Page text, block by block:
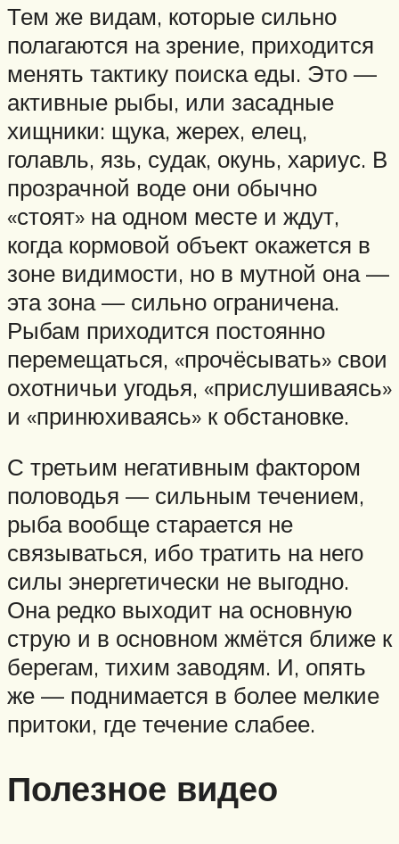
Тем же видам, которые сильно
полагаются на зрение, приходится
менять тактику поиска еды. Это —
активные рыбы, или засадные
хищники: щука, жерех, елец,
голавль, язь, судак, окунь, хариус. В
прозрачной воде они обычно
«стоят» на одном месте и ждут,
когда кормовой объект окажется в
зоне видимости, но в мутной она —
эта зона — сильно ограничена.
Рыбам приходится постоянно
перемещаться, «прочёсывать» свои
охотничьи угодья, «прислушиваясь»
и «принюхиваясь» к обстановке.
С третьим негативным фактором
половодья — сильным течением,
рыба вообще старается не
связываться, ибо тратить на него
силы энергетически не выгодно.
Она редко выходит на основную
струю и в основном жмётся ближе к
берегам, тихим заводям. И, опять
же — поднимается в более мелкие
притоки, где течение слабее.
Полезное видео